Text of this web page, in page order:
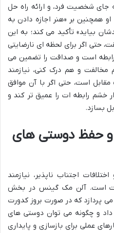
جای شخصیت فرد، و ارائه راه حل
همچنین بر «هنر اجازه دادن به
بیاید» تأکید می کند؛ به این
حتی اگر برای لحظه ای نارضایتی
رابطه است و صداقت را تضمین می
و هم درک کنی، نیازمند
است، حتی اگر با آن موافق
خشم رابطه ات را عمیق تر کند و
بسازد.
و حفظ دوستی های
اجتناب ناپذیر، نیازمند
است. آلن مک گینس در بخش
پردازد که در صورت بروز کدورت
داد و چگونه می توان دوستی های
عملی برای بازسازی و پایداری